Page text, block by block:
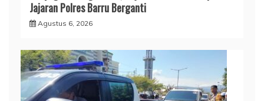
Jajaran Polres Barru Berganti
Agustus 6, 2026